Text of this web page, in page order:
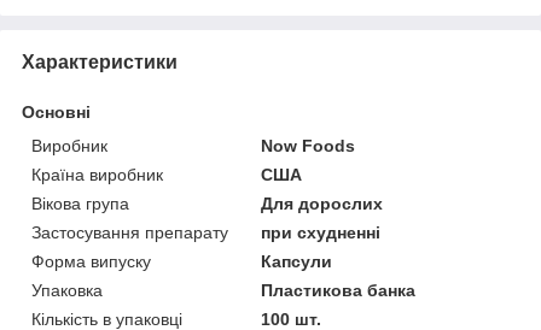
Характеристики
Основні
Виробник
Now Foods
Країна виробник
США
Вікова група
Для дорослих
Застосування препарату
при схудненні
Форма випуску
Капсули
Упаковка
Пластикова банка
Кількість в упаковці
100 шт.